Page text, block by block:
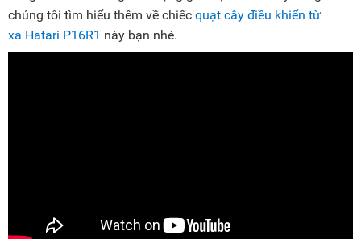
chúng tôi tìm hiểu thêm về chiếc quạt cây điều khiển từ
xa Hatari P16R1 này bạn nhé.